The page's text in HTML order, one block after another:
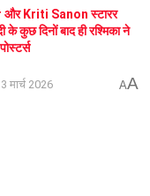
Kriti Sanon स्टारर
दिनों बाद ही रश्मिका ने
मार्च 2026 AA